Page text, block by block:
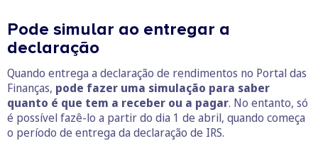
Pode simular ao entregar a
declaração
Quando entrega a declaração de rendimentos no Portal das
Finanças, pode fazer uma simulação para saber
quanto é que tem a receber ou a pagar. No entanto, só
é possível fazê-lo a partir do dia 1 de abril, quando começa
o período de entrega da declaração de IRS.